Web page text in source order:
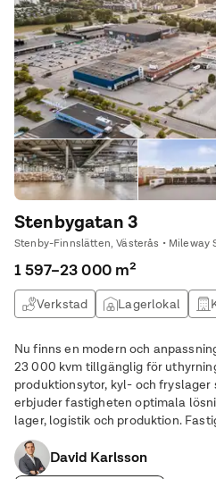
Stenbygatan 3
Stenby-Finnslätten, Västerås • Mileway
1 597–23 000 m²
Verkstad Lagerlokal
Nu finns en modern och
23 000 kvm tillgänglig för
produktionsytor, kyl- och
erbjuder fastigheten optimala
lager, logistik och produktion. Fastighetens höjdpunkter •
Effektiv in- och utlastning – Upp
hantering av gods och
David Karlsson